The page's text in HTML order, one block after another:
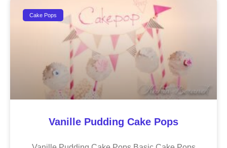
Cake Pops
Vanille Pudding Cake Pops